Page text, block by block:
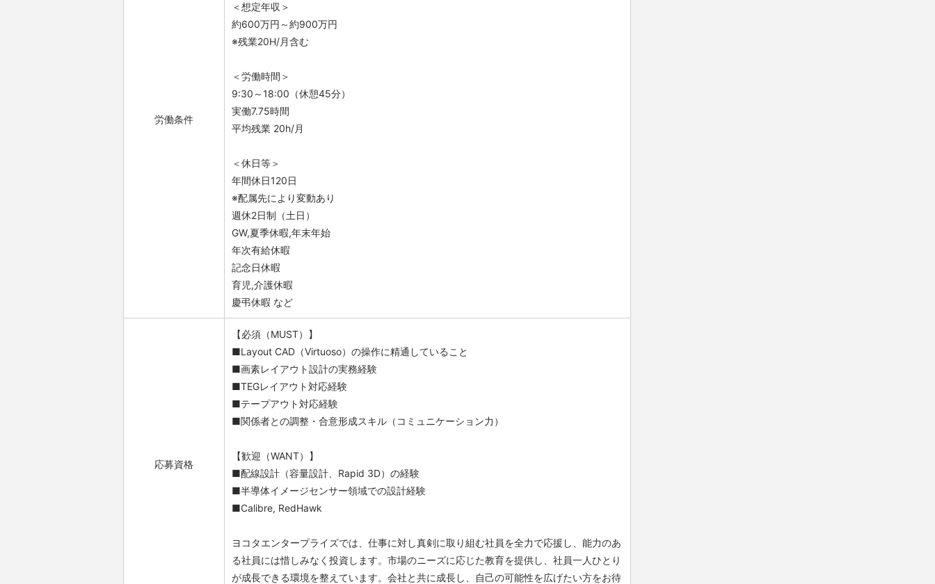
労働条件
＜想定年収＞
約600万円～約900万円
※残業20H/月含む
＜労働時間＞
9:30～18:00（休憩45分）
実働7.75時間
平均残業 20h/月
＜休日等＞
年間休日120日
※配属先により変動あり
週休2日制（土日）
GW,夏季休暇,年末年始
年次有給休暇
記念日休暇
育児,介護休暇
慶弔休暇 など
応募資格
【必須（MUST）】
■Layout CAD（Virtuoso）の操作に精通していること
■画素レイアウト設計の実務経験
■TEGレイアウト対応経験
■テープアウト対応経験
■関係者との調整・合意形成スキル（コミュニケーション力）
【歓迎（WANT）】
■配線設計（容量設計、Rapid 3D）の経験
■半導体イメージセンサー領域での設計経験
■Calibre, RedHawk
ヨコタエンタープライズでは、仕事に対し真剣に取り組む社員を全力で応援し、能力のあ
る社員には惜しみなく投資します。市場のニーズに応じた教育を提供し、社員一人ひとり
が成長できる環境を整えています。会社と共に成長し、自己の可能性を広げたい方をお待